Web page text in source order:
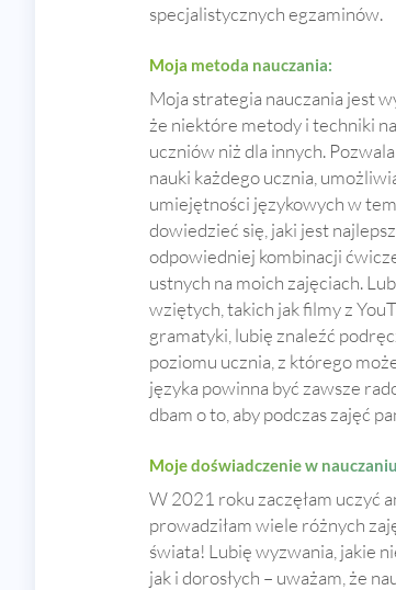
specjalistycznych egzaminów.
Moja metoda nauczania:
Moja strategia nauczania jest
że niektóre metody i techniki
uczniów niż dla innych.
nauki każdego ucznia,
umiejętności językowych w
dowiedzieć się, jaki jest
odpowiedniej kombinacji
ustnych na moich zajęciach.
wziętych, takich jak filmy z
gramatyki, lubię znaleźć
poziomu ucznia, z którego
języka powinna być zawsze
dbam o to, aby podczas zajęć
Moje doświadczenie w
W 2021 roku zaczęłam uczyć
prowadziłam wiele różnych
świata! Lubię wyzwania, jakie
jak i dorosłych – uważam, że